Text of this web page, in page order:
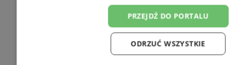
PRZEJDŹ DO PORTALU
ODRZUĆ WSZYSTKIE